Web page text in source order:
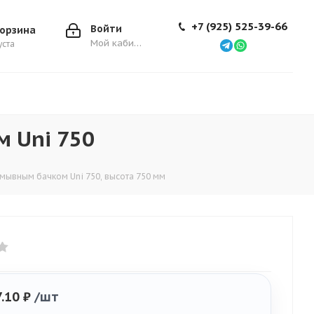
Войти
Мой кабинет
+7 (925) 525-39-66
Uni 750
бачком Uni 750, высота 750 мм
₽ /шт